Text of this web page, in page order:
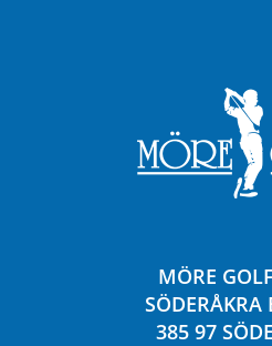
MÖRE
SÖDERÅKRA
385 97